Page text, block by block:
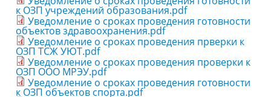
к ОЗП учреждений образования.pdf
Уведомление о сроках проведения готовности
объектов здравоохранения.pdf
Уведомление о сроках проведения прверки к
ОЗП ТСЖ УЮТ.pdf
Уведомление о сроках проведения проверки к
ОЗП ООО МРЭУ.pdf
Уведомление о сроках проведения готовности
к ОЗП объектов спорта.pdf